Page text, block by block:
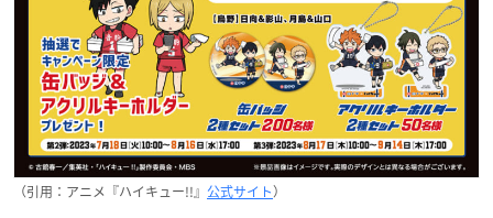
（引用：アニメ『ハイキュー!!』 公式サイト）